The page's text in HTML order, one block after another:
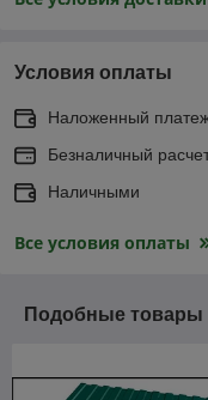
Условия оплаты
Наложенный
Безналичный
Наличными
Все условия оплаты
Подобные товары